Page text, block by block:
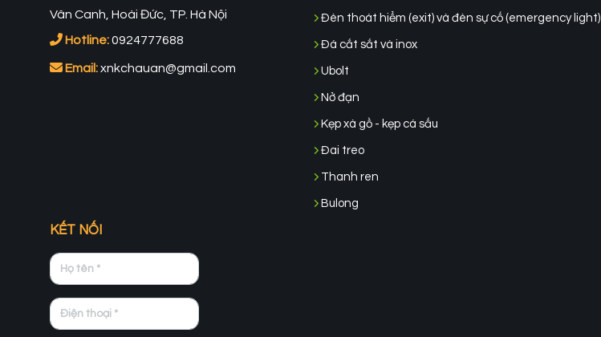
Vân Canh, Hoài Đức, TP. Hà Nội
Hotline:0924777688
Email:xnkchauan@gmail.com
Đèn thoát hiểm (exit) và đèn sự cố (emergency light)
Đá cắt sắt và inox
Ubolt
Nở đạn
Kẹp xà gồ - kẹp cá sấu
Đai treo
Thanh ren
Bulong
KẾT NỐI